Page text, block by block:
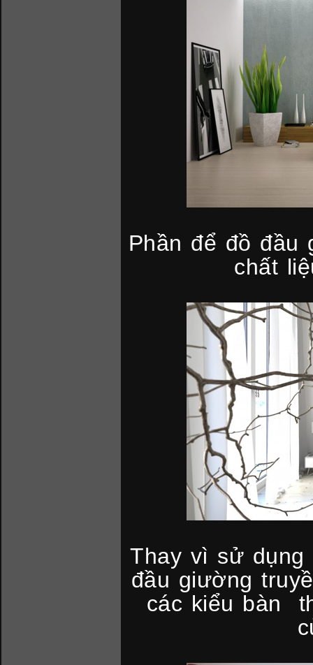
Phần để đồ đầu
chất
Thay vì sử dụng
đầu giường
các kiểu bàn